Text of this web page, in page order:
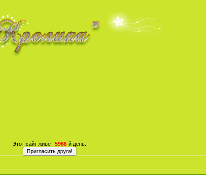
Этот сайт живет 5968-й день.